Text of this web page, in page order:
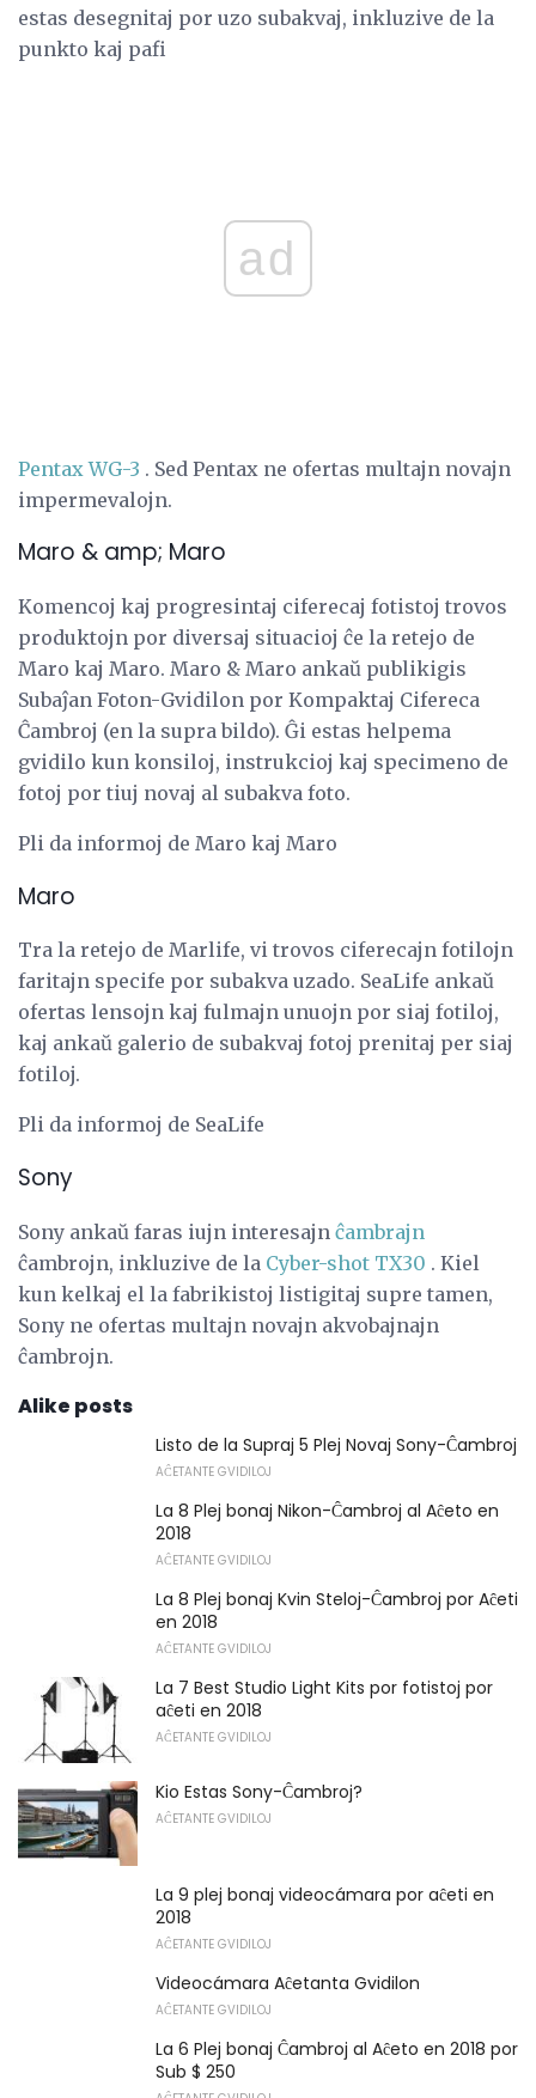
estas desegnitaj por uzo subakvaj, inkluzive de la
punkto kaj pafi
ad
Pentax WG-3 . Sed Pentax ne ofertas multajn novajn
impermevalojn.
Maro & amp; Maro
Komencoj kaj progresintaj ciferecaj fotistoj trovos
produktojn por diversaj situacioj ĉe la retejo de
Maro kaj Maro. Maro & Maro ankaŭ publikigis
Subaĵan Foton-Gvidilon por Kompaktaj Cifereca
Ĉambroj (en la supra bildo). Ĝi estas helpema
gvidilo kun konsiloj, instrukcioj kaj specimeno de
fotoj por tiuj novaj al subakva foto.
Pli da informoj de Maro kaj Maro
Maro
Tra la retejo de Marlife, vi trovos ciferecajn fotilojn
faritajn specife por subakva uzado. SeaLife ankaŭ
ofertas lensojn kaj fulmajn unuojn por siaj fotiloj,
kaj ankaŭ galerio de subakvaj fotoj prenitaj per siaj
fotiloj.
Pli da informoj de SeaLife
Sony
Sony ankaŭ faras iujn interesajn ĉambrajn
ĉambrojn, inkluzive de la Cyber-shot TX30 . Kiel
kun kelkaj el la fabrikistoj listigitaj supre tamen,
Sony ne ofertas multajn novajn akvobajnajn
ĉambrojn.
Alike posts
Listo de la Supraj 5 Plej Novaj Sony-Ĉambroj
AĈETANTE GVIDILOJ
La 8 Plej bonaj Nikon-Ĉambroj al Aĉeto en
2018
AĈETANTE GVIDILOJ
La 8 Plej bonaj Kvin Steloj-Ĉambroj por Aĉeti
en 2018
AĈETANTE GVIDILOJ
La 7 Best Studio Light Kits por fotistoj por
aĉeti en 2018
AĈETANTE GVIDILOJ
Kio Estas Sony-Ĉambroj?
AĈETANTE GVIDILOJ
La 9 plej bonaj videocámara por aĉeti en
2018
AĈETANTE GVIDILOJ
Videocámara Aĉetanta Gvidilon
AĈETANTE GVIDILOJ
La 6 Plej bonaj Ĉambroj al Aĉeto en 2018 por
Sub $ 250